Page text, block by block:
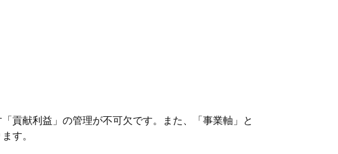
貢献利益」の管理が不可欠です。また、「事業軸」と
す。